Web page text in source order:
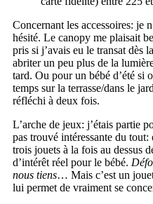
Concernant les accessoires: je
hésité. Le canopy me plaisait
pris si j’avais eu le transat dès
abriter un peu plus de la
tard. Ou pour un bébé d’été si
temps sur la terrasse/dans le
réfléchi à deux fois.
L’arche de jeux: j’étais partie
pas trouvé intéressante du
trois jouets à la fois au dessus
d’intérêt réel pour le bébé.
nous tiens… Mais c’est un
lui permet de vraiment se